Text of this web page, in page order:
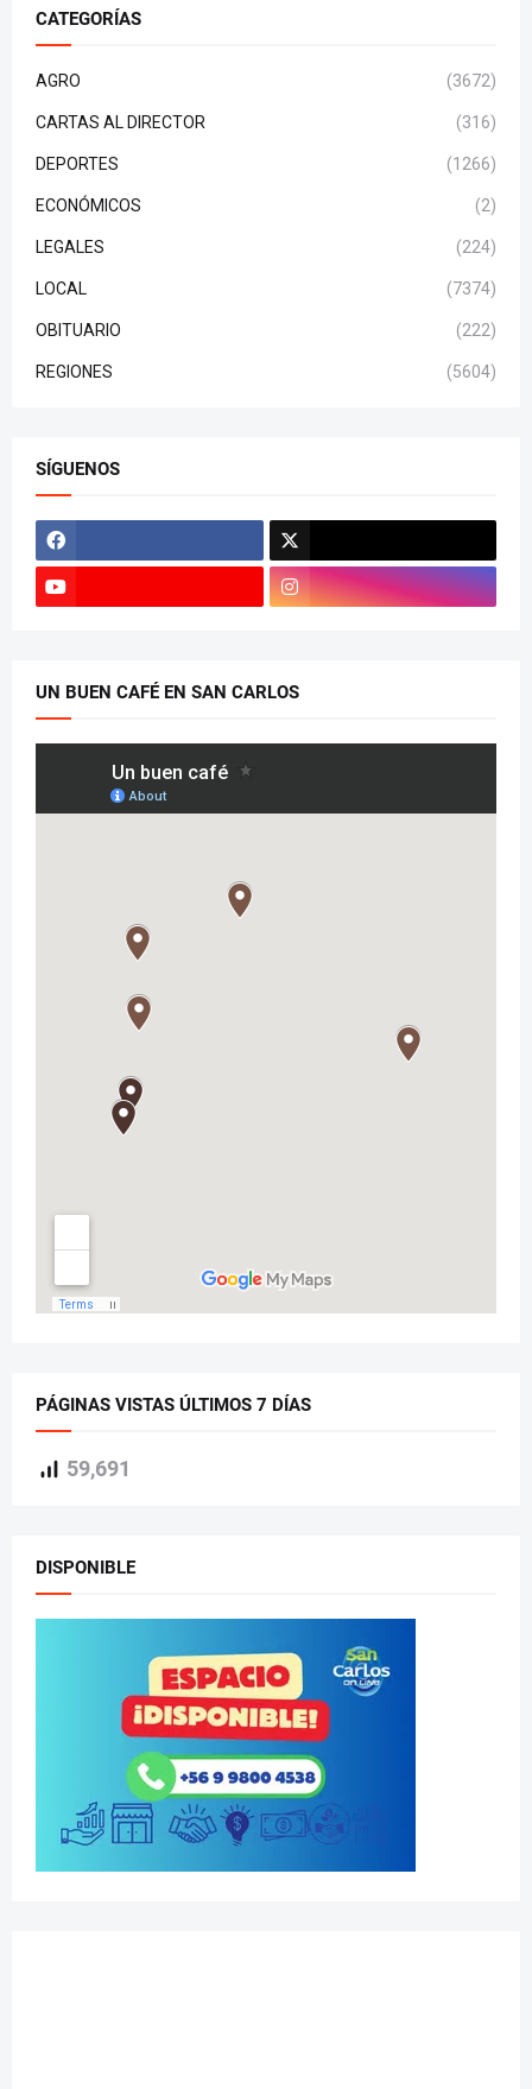
CATEGORÍAS
AGRO (3672)
CARTAS AL DIRECTOR (316)
DEPORTES (1266)
ECONÓMICOS (2)
LEGALES (224)
LOCAL (7374)
OBITUARIO (222)
REGIONES (5604)
SÍGUENOS
UN BUEN CAFÉ EN SAN CARLOS
PÁGINAS VISTAS ÚLTIMOS 7 DÍAS
59,691
DISPONIBLE